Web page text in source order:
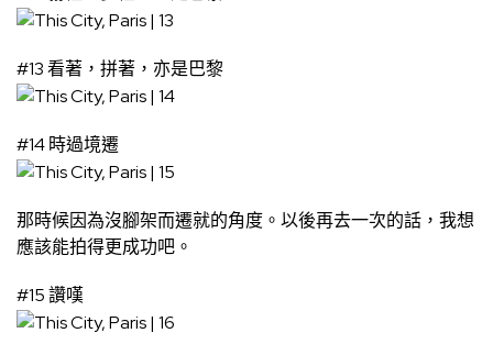
#13 看著，拼著，亦是巴黎
#14 時過境遷
那時候因為沒腳架而遷就的角度。以後再去一次的話，我想
應該能拍得更成功吧。
#15 讚嘆